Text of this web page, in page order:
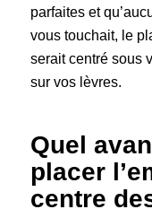
parfaites et
vous touchait, le
serait centré sous
sur vos lèvres.
Quel
placer
centre